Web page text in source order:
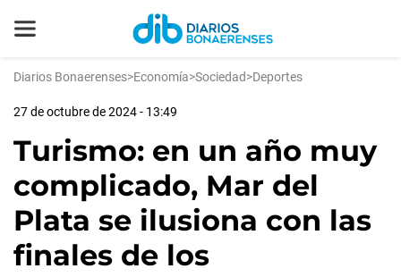
Diarios Bonaerenses>Economía>Sociedad>Deportes
27 de octubre de 2024 - 13:49
Turismo: en un año muy
complicado, Mar del
Plata se ilusiona con las
finales de los